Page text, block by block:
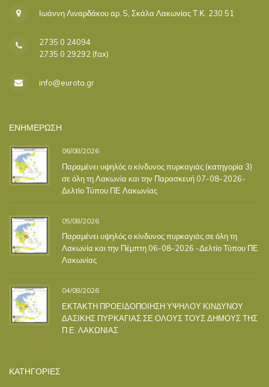
Ιωάννη Λιναρδάκου αρ. 5, Σκάλα Λακωνίας Τ.Κ. 230 51
2735 0 24094
2735 0 29292 (fax)
info@eurota.gr
ΕΝΗΜΕΡΩΣΗ
06/08/2026
Παραμένει υψηλός ο κίνδυνος πυρκαγιάς (κατηγορία 3)
σε όλη τη Λακωνία και την Παρασκευή 07-08-2026-
Δελτίο Τύπου ΠΕ Λακωνίας
05/08/2026
Παραμένει υψηλός ο κίνδυνος πυρκαγιάς σε όλη τη
Λακωνία και την Πέμπτη 06-08-2026 -Δελτίο Τύπου ΠΕ
Λακωνίας
04/08/2026
ΕΚΤΑΚΤΗ ΠΡΟΕΙΔΟΠΟΙΗΣΗ ΥΨΗΛΟΥ ΚΙΝΔΥΝΟΥ
ΔΑΣΙΚΗΣ ΠΥΡΚΑΓΙΑΣ ΣΕ ΟΛΟΥΣ ΤΟΥΣ ΔΗΜΟΥΣ ΤΗΣ
Π.Ε. ΛΑΚΩΝΙΑΣ
ΚΑΤΗΓΟΡΙΕΣ